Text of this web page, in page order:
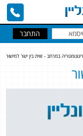
במרחב - זווית בין ישר למישור